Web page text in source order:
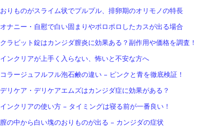
おりものがスライム状でプルプル、排卵期のオリモノの特長
オナニー・自慰で白い固まりやポロポロしたカスが出る場合
クラビット錠はカンジダ膣炎に効果ある？副作用や価格を調査！
インクリアが上手く入らない、怖いと不安な方へ
コラージュフルフル泡石鹸の違い – ピンクと青を徹底検証！
デリケア・デリケアエムズはカンジダ症に効果がある？
インクリアの使い方 – タイミングは寝る前が一番良い！
膣の中から白い塊のおりものが出る – カンジダの症状